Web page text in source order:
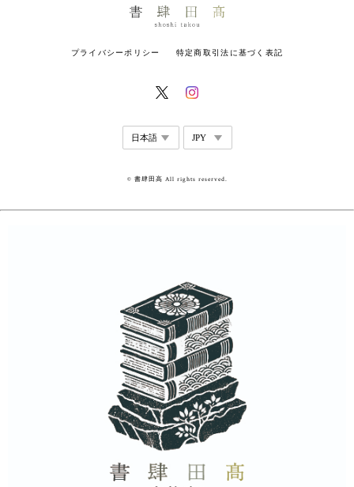
プライバシーポリシー 特定商取引法に基づく表記
© 書肆田高 All rights reserved.